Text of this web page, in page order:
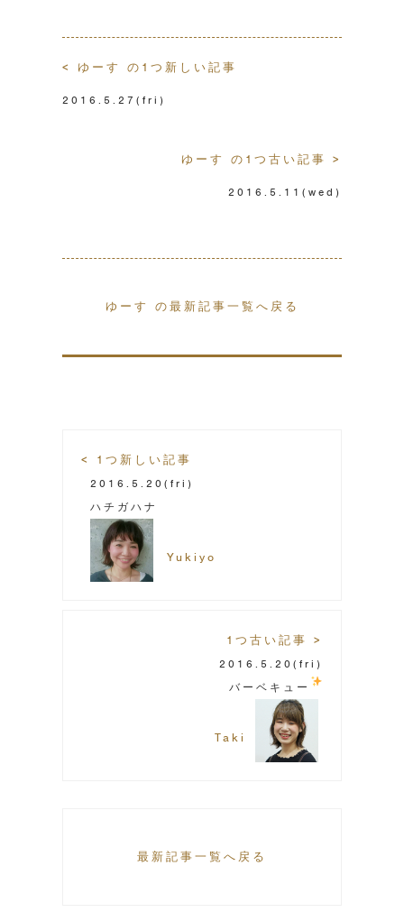
< ゆーす の1つ新しい記事
2016.5.27 (fri)
ゆーす の1つ古い記事 >
2016.5.11 (wed)
ゆーす の最新記事一覧へ戻る
< 1つ新しい記事
2016.5.20 (fri)
ハチガハナ
Yukiyo
1つ古い記事 >
2016.5.20 (fri)
バーベキュー
Taki
最新記事一覧へ戻る